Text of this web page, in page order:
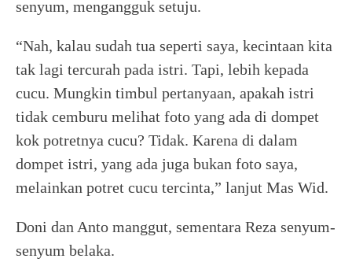
senyum, mengangguk setuju.
“Nah, kalau sudah tua seperti saya, kecintaan kita
tak lagi tercurah pada istri. Tapi, lebih kepada
cucu. Mungkin timbul pertanyaan, apakah istri
tidak cemburu melihat foto yang ada di dompet
kok potretnya cucu? Tidak. Karena di dalam
dompet istri, yang ada juga bukan foto saya,
melainkan potret cucu tercinta,” lanjut Mas Wid.
Doni dan Anto manggut, sementara Reza senyum-
senyum belaka.